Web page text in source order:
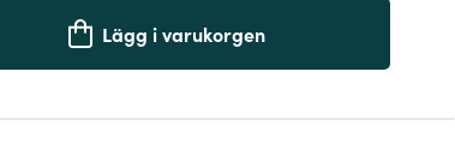
Lägg i varukorgen